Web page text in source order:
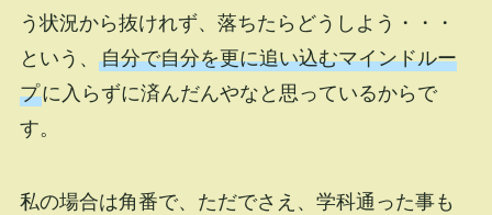
う状況から抜けれず、落ちたらどうしよう・・・
という、 自分で自分を更に追い込むマインドルー
プに入らずに済んだんやなと思っているからで
す。
私の場合は角番で、ただでさえ、学科通った事も